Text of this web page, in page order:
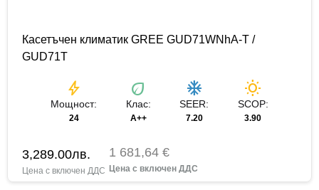
Касетъчен климатик GREE GUD71WNhA-T /
GUD71T
bolt
Мощност:
24
eco
Клас:
A++
ac_unit
SEER:
7.20
wb_sunny
SCOP:
3.90
3,289.00лв. 1 681,64 €